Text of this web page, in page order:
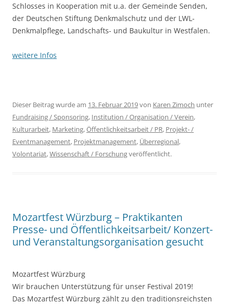
Schlosses in Kooperation mit u.a. der Gemeinde Senden,
der Deutschen Stiftung Denkmalschutz und der LWL-
Denkmalpflege, Landschafts- und Baukultur in Westfalen.
weitere Infos
Dieser Beitrag wurde am 13. Februar 2019von Karen Zimoch unter
Fundraising / Sponsoring, Institution / Organisation / Verein,
Kulturarbeit, Marketing,Öffentlichkeitsarbeit / PR, Projekt- /
Eventmanagement, Projektmanagement, Überregional,
Volontariat,Wissenschaft / Forschungveröffentlicht.
Mozartfest Würzburg – Praktikanten
Presse- und Öffentlichkeitsarbeit/ Konzert-
und Veranstaltungsorganisation gesucht
Mozartfest Würzburg
Wir brauchen Unterstützung für unser Festival 2019!
Das Mozartfest Würzburg zählt zu den traditionsreichsten